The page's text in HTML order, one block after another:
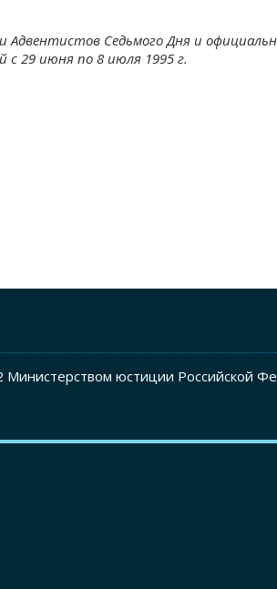
Седьмого Дня и
с 29 июня по 8 июля 1995 г.
юстиции Российской